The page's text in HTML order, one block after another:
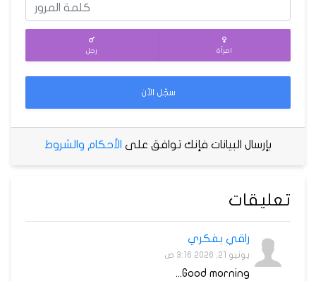
امرأة رجل
سجّل الآن
بإرسال البيانات فإنك توافق على الأحكام والشروط
تعليقات
راقي بفكري
يونيو 21, 2026 3:16 ص
Good morning...